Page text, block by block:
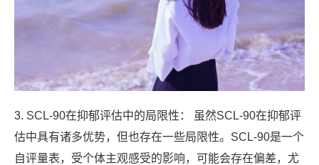
3. SCL-90在抑郁评估中的局限性： 虽然SCL-90在抑郁评
估中具有诸多优势，但也存在一些局限性。SCL-90是一个
自评量表，受个体主观感受的影响，可能会存在偏差，尤